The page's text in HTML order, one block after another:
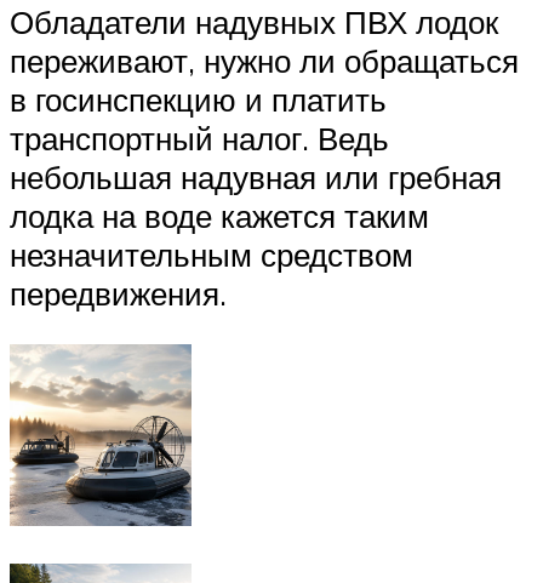
Обладатели надувных ПВХ лодок
переживают, нужно ли обращаться
в госинспекцию и платить
транспортный налог. Ведь
небольшая надувная или гребная
лодка на воде кажется таким
незначительным средством
передвижения.